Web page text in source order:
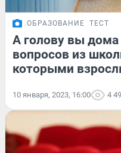
ОБРАЗОВАНИЕ ТЕСТ
А голову вы дома
вопросов из
которыми
10 января, 2023, 16:00 4